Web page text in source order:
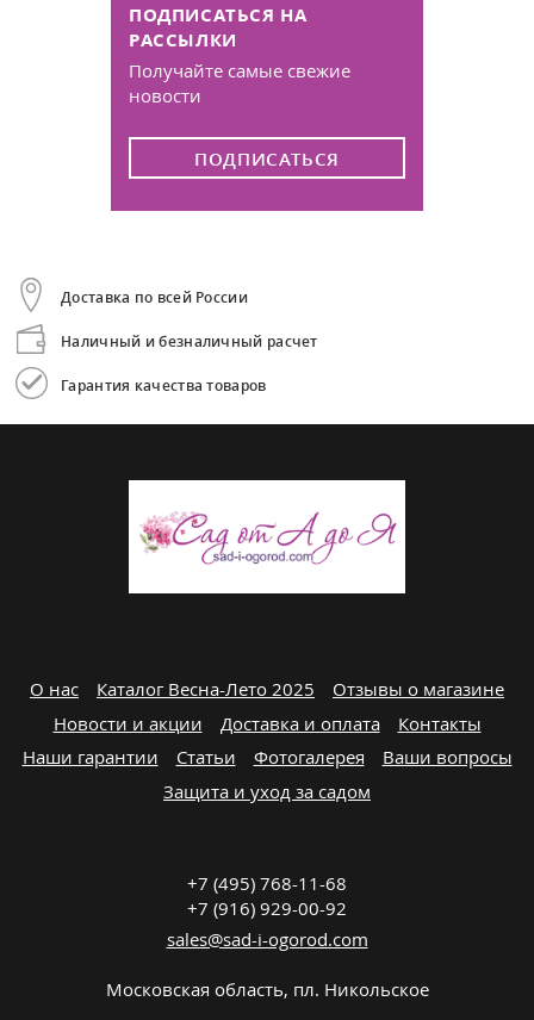
ПОДПИСАТЬСЯ НА
РАССЫЛКИ
Получайте самые свежие
новости
ПОДПИСАТЬСЯ
Доставка по всей России
Наличный и безналичный расчет
Гарантия качества товаров
О нас Каталог Весна-Лето 2025
Отзывы о магазине
Новости и акции
Доставка и оплата
Контакты
Наши гарантии
Статьи Фотогалерея
Ваши вопросы
Защита и уход за садом
+7 (495) 768-11-68
+7 (916) 929-00-92
sales@sad-i-ogorod.com
Московская область, пл. Никольcкое